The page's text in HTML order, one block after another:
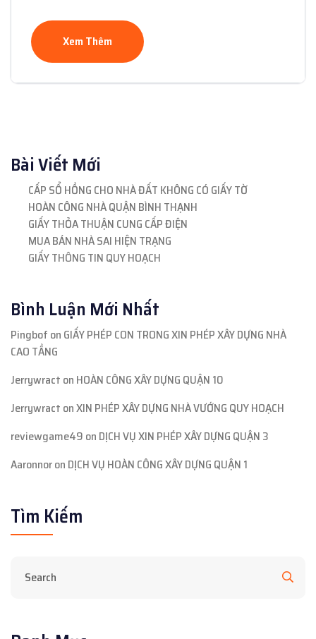
Xem Thêm
Bài Viết Mới
CẤP SỔ HỒNG CHO NHÀ ĐẤT KHÔNG CÓ GIẤY TỜ
HOÀN CÔNG NHÀ QUẬN BÌNH THẠNH
GIẤY THỎA THUẬN CUNG CẤP ĐIỆN
MUA BÁN NHÀ SAI HIỆN TRẠNG
GIẤY THÔNG TIN QUY HOẠCH
Bình Luận Mới Nhất
Pingbof on GIẤY PHÉP CON TRONG XIN PHÉP XÂY DỰNG NHÀ
CAO TẦNG
Jerrywract on HOÀN CÔNG XÂY DỰNG QUẬN 10
Jerrywract onXIN PHÉP XÂY DỰNG NHÀ VƯỚNG QUY HOẠCH
reviewgame49 on DỊCH VỤ XIN PHÉP XÂY DỰNG QUẬN 3
Aaronnoron DỊCH VỤ HOÀN CÔNG XÂY DỰNG QUẬN 1
Tìm Kiếm